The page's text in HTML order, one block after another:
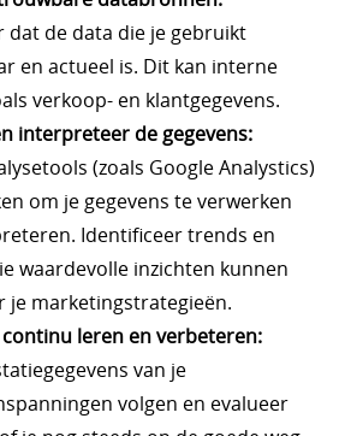
dat de data die je gebruikt
en actueel is. Dit kan interne
verkoop- en klantgegevens.
interpreteer de gegevens:
(zoals Google Analystics)
om je gegevens te verwerken
Identificeer trends en
waardevolle inzichten kunnen
je marketingstrategieën.
leren en verbeteren:
van je
volgen en evalueer